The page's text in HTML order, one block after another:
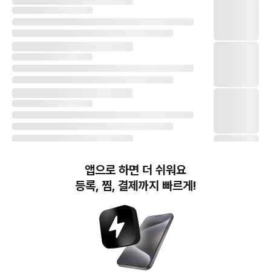
번개장터(주) 사업자정보, 이용약관 및 기타 법적고지
번개장터㈜는 통신판매중개자이며, 통신판매의 당사자가 아닙니다. 전자상거래 등에서의
소비자보호에 관한 법률 등 관련 법령 및 번개장터㈜의 약관에 따라 상품, 상품정보, 거래에 관한 책임은
개별 판매자에게 귀속하고, 번개장터㈜는 원칙적으로 회원간 거래에 대하여 책임을 지지 않습니다.
앱으로 하면 더 쉬워요
등록, 찜, 결제까지 빠르게!